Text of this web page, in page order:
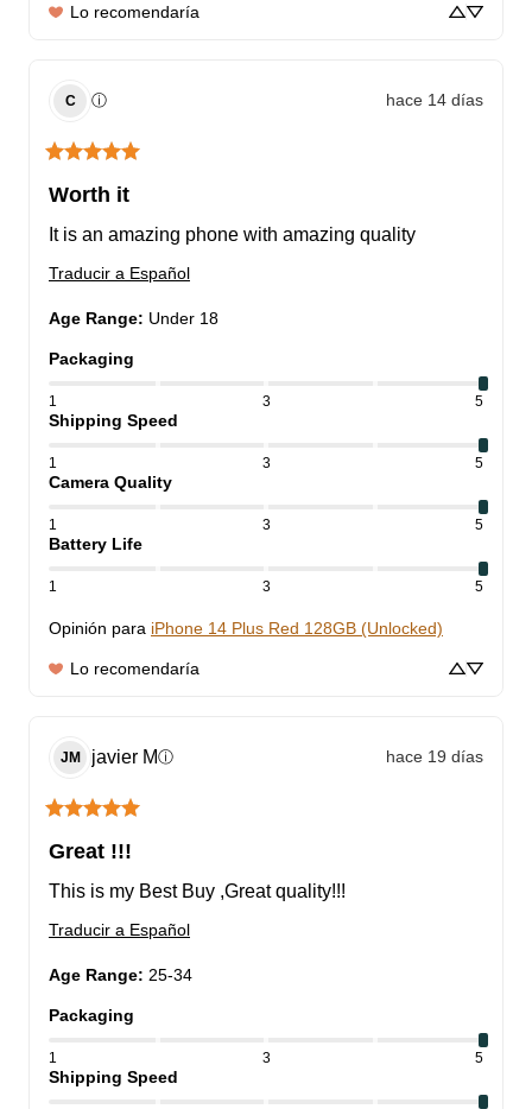
Lo recomendaría
C ⓘ hace 14 días
Worth it
It is an amazing phone with amazing quality
Traducir a Español
Age Range: Under 18
Packaging
1 3 5
Shipping Speed
1 3 5
Camera Quality
1 3 5
Battery Life
1 3 5
Opinión para iPhone 14 Plus Red 128GB (Unlocked)
Lo recomendaría
JM javier Mⓘ hace 19 días
Great !!!
This is my Best Buy ,Great quality!!!
Traducir a Español
Age Range: 25-34
Packaging
1 3 5
Shipping Speed